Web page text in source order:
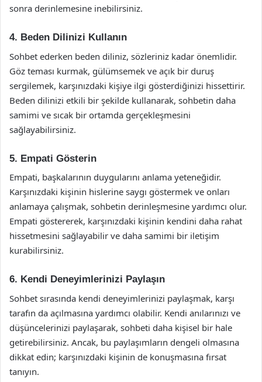
sonra derinlemesine inebilirsiniz.
4. Beden Dilinizi Kullanın
Sohbet ederken beden diliniz, sözleriniz kadar önemlidir.
Göz teması kurmak, gülümsemek ve açık bir duruş
sergilemek, karşınızdaki kişiye ilgi gösterdiğinizi hissettirir.
Beden dilinizi etkili bir şekilde kullanarak, sohbetin daha
samimi ve sıcak bir ortamda gerçekleşmesini
sağlayabilirsiniz.
5. Empati Gösterin
Empati, başkalarının duygularını anlama yeteneğidir.
Karşınızdaki kişinin hislerine saygı göstermek ve onları
anlamaya çalışmak, sohbetin derinleşmesine yardımcı olur.
Empati göstererek, karşınızdaki kişinin kendini daha rahat
hissetmesini sağlayabilir ve daha samimi bir iletişim
kurabilirsiniz.
6. Kendi Deneyimlerinizi Paylaşın
Sohbet sırasında kendi deneyimlerinizi paylaşmak, karşı
tarafın da açılmasına yardımcı olabilir. Kendi anılarınızı ve
düşüncelerinizi paylaşarak, sohbeti daha kişisel bir hale
getirebilirsiniz. Ancak, bu paylaşımların dengeli olmasına
dikkat edin; karşınızdaki kişinin de konuşmasına fırsat
tanıyın.